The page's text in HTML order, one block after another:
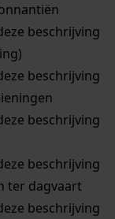
beschrijving
beschrijving
beschrijving
beschrijving
ter dagvaart
beschrijving